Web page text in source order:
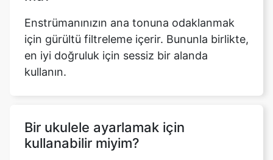
Enstrümanınızın ana tonuna odaklanmak
için gürültü filtreleme içerir. Bununla birlikte,
en iyi doğruluk için sessiz bir alanda
kullanın.
Bir ukulele ayarlamak için
kullanabilir miyim?